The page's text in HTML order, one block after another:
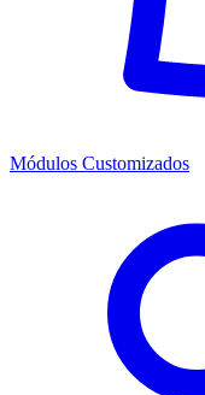
Módulos Customizados